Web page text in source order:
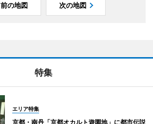
前の地図 次の地図
特集
エリア特集
京都・南丹「京都オカルト遊園地」に都市伝説